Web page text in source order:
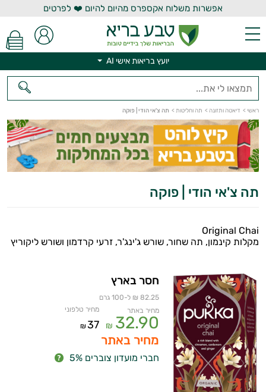
אפשרות משלוח אקספרס מהיום להיום ❤️ לפרטים
יועץ בריאות אישי AI
ראשי > דיאטה ותזונה > תה וחליטות > תה צ'אי הודי | פוקה
ביותר
נפיחות
בטנית
שורפי
שומן
תה צ'אי הודי | פוקה
Original Chai
מקלות קינמון, תה שחור, שורש ג'ינג'ר, זרעי קרדמון ושורש ליקוריץ
חסר בארץ
82.25 ₪ ל-100 גרם
מחיר באתר
32.90
₪
מחיר טלפוני
37
₪
מחיר באתר
חברי מועדון צוברים 5%
יועץ בריאות אישי AI